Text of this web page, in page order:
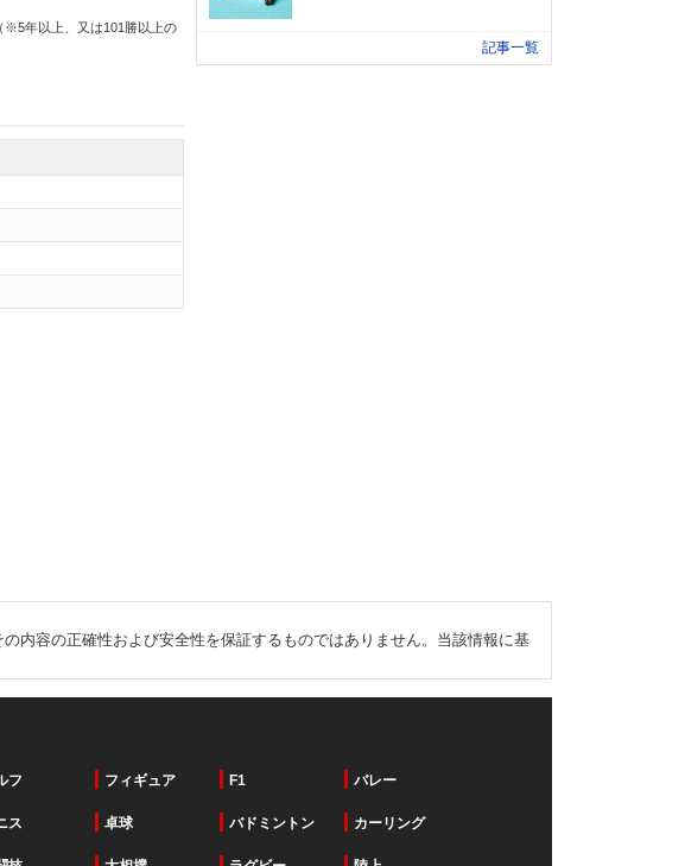
※5年以上、又は101勝以上の
記事一覧
内容の正確性および安全性を保証するものではありません。当該情報に基
フ フィギュア F1 バレー
ス 卓球 バドミントン カーリング